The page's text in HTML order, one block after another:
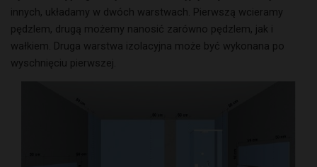
innych, układamy w dwóch warstwach. Pierwszą wcieramy
pędzlem, drugą możemy nanosić zarówno pędzlem, jak i
wałkiem. Druga warstwa izolacyjna może być wykonana po
wyschnięciu pierwszej.